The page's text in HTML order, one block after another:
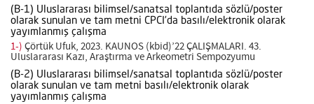
(B-1) Uluslararası bilimsel/sanatsal toplantıda sözlü/poster
olarak sunulan ve tam metni CPCI’da basılı/elektronik olarak
yayımlanmış çalışma
1-) Çörtük Ufuk, 2023. KAUNOS (kbid)’22 ÇALIŞMALARI. 43.
Uluslararası Kazı, Araştırma ve Arkeometri Sempozyumu
(B-2) Uluslararası bilimsel/sanatsal toplantıda sözlü/poster
olarak sunulan ve tam metni basılı/elektronik olarak
yayımlanmış çalışma